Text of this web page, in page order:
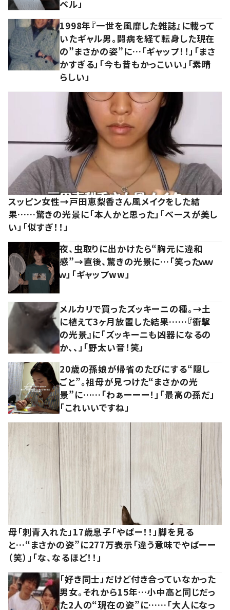
ベル」
1998年『一世を風靡した雑誌』に載って
いたギャル男。闘病を経て転身した現在
の”まさかの姿”に…「ギャップ！！」「まさ
かすぎる」「今も昔もかっこいい」「素晴
らしい」
スッピン女性→戸田恵梨香さん風メイクをした結
果……驚きの光景に「本人かと思った」「ベースが美し
い」「似すぎ！！」
夜、虫取りに出かけたら“胸元に違和
感”→直後、驚きの光景に…「笑ったｗｗ
ｗ」「ギャップww」
メルカリで買ったズッキーニの種。→土
に植えて3ヶ月放置した結果……『衝撃
の光景』に「ズッキーニも凶器になるの
か、、」「野太い音！笑」
20歳の孫娘が帰省のたびにする“隠し
ごと”。祖母が見つけた“まさかの光
景”に……「わぁーーー！」「最高の孫だ」
「これいいですね」
母「刺青入れた」17歳息子「やばー！！」脚を見る
と…“まさかの姿”に277万表示「違う意味でやばーー
（笑）」「な、なるほど！！」
「好き同士」だけど付き合っていなかった
男女。それから15年…小中高と同じだっ
た2人の“現在の姿”に……「大人になっ